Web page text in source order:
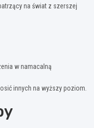
na świat z szerszej
w namacalną
innych na wyższy poziom.